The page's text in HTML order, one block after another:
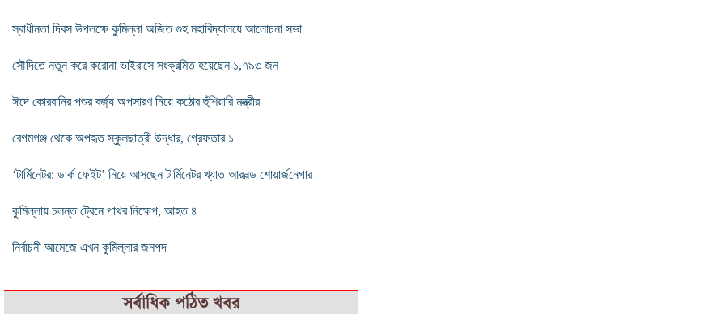
স্বাধীনতা দিবস উপলক্ষে কুমিল্লা অজিত গুহ মহাবিদ্যালয়ে আলোচনা সভা
সৌদিতে নতুন করে করোনা ভাইরাসে সংক্রমিত হয়েছেন ১,৭৯৩ জন
ঈদে কোরবানির পশুর বর্জ্য অপসারণ নিয়ে কঠোর হুঁশিয়ারি মন্ত্রীর
বেগমগঞ্জ থেকে অপহৃত স্কুলছাত্রী উদ্ধার, গ্রেফতার ১
‘টার্মিনেটর: ডার্ক ফেইট’ নিয়ে আসছেন টার্মিনেটর খ্যাত আরনল্ড শোয়ার্জনেগার
কুমিল্লায় চলন্ত ট্রেনে পাথর নিক্ষেপ, আহত ৪
নির্বাচনী আমেজে এখন কুমিল্লার জনপদ
সর্বাধিক পঠিত খবর